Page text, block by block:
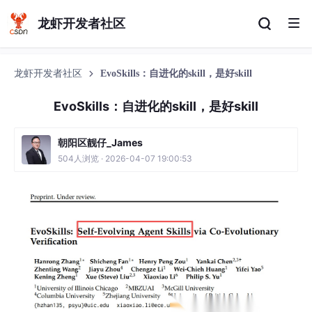
龙虾开发者社区
龙虾开发者社区 EvoSkills：自进化的skill，是好skill
EvoSkills：自进化的skill，是好skill
朝阳区靓仔_James
504人浏览 · 2026-04-07 19:00:53